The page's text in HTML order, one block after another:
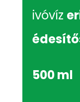
ivóvíz
500 ml